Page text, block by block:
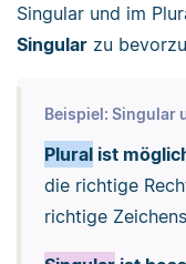
Singular und im
Singular zu
Beispiel: Singular
Pluralist
die richtige
richtige